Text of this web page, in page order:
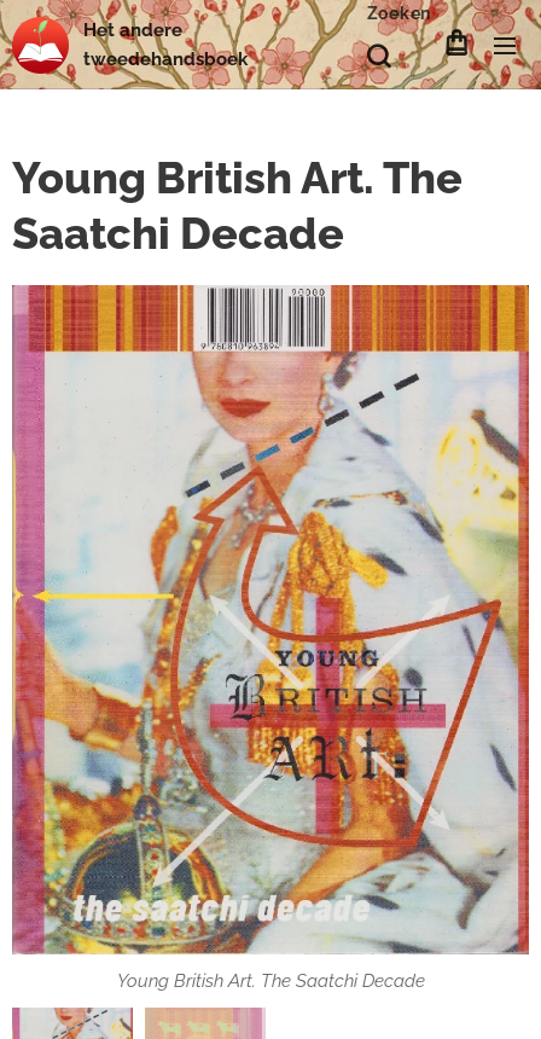
Hetandere
tweedehandsboek
Zoeken
Young British Art. The
Saatchi Decade
Young British Art. The Saatchi Decade
Young British Art. The Saatchi Decade